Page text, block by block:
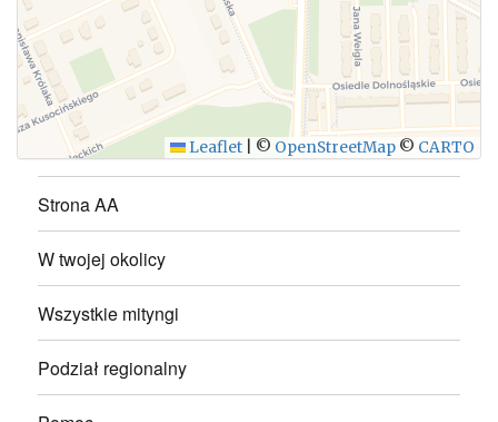
WYŚLIJ
Leaflet © OpenStreetMap © CARTO
Strona AA
W twojej okolicy
Wszystkie mityngi
Podział regionalny